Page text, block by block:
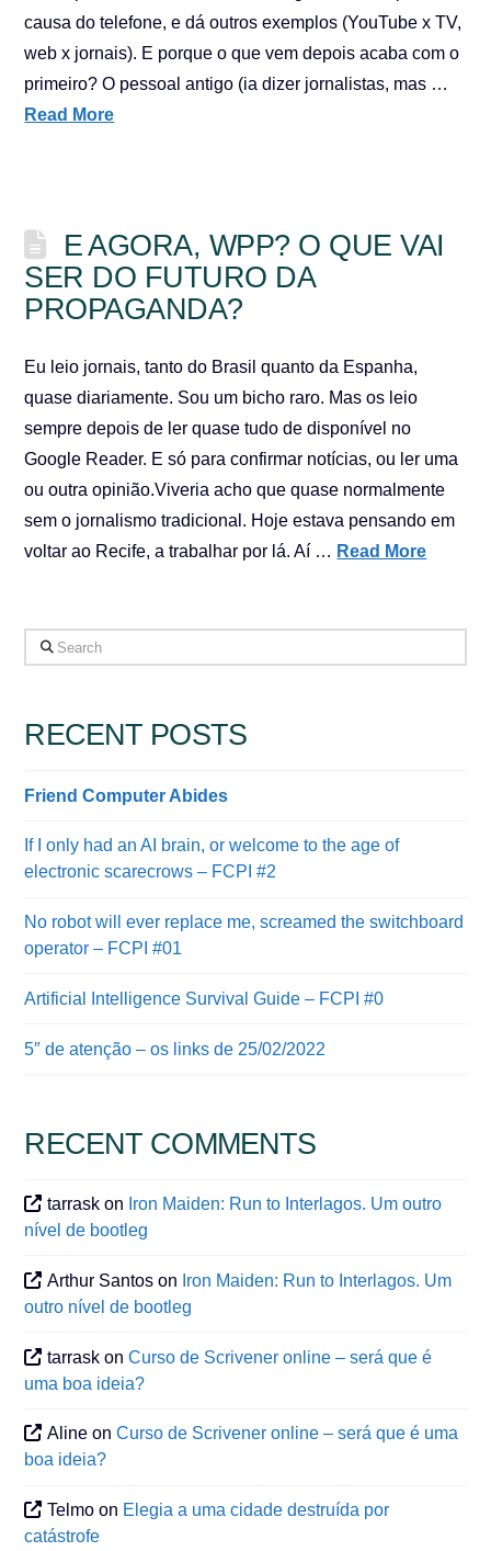
causa do telefone, e dá outros exemplos (YouTube x TV,
web x jornais). E porque o que vem depois acaba com o
primeiro? O pessoal antigo (ia dizer jornalistas, mas …
Read More
E AGORA, WPP? O QUE VAI
SER DO FUTURO DA
PROPAGANDA?
Eu leio jornais, tanto do Brasil quanto da Espanha,
quase diariamente. Sou um bicho raro. Mas os leio
sempre depois de ler quase tudo de disponível no
Google Reader. E só para confirmar notícias, ou ler uma
ou outra opinião.Viveria acho que quase normalmente
sem o jornalismo tradicional. Hoje estava pensando em
voltar ao Recife, a trabalhar por lá. Aí … Read More
Search
RECENT POSTS
Friend Computer Abides
If I only had an AI brain, or welcome to the age of
electronic scarecrows – FCPI #2
No robot will ever replace me, screamed the switchboard
operator – FCPI #01
Artificial Intelligence Survival Guide – FCPI #0
5″ de atenção – os links de 25/02/2022
RECENT COMMENTS
tarrask on Iron Maiden: Run to Interlagos. Um outro
nível de bootleg
Arthur Santos on Iron Maiden: Run to Interlagos. Um
outro nível de bootleg
tarrask onCurso de Scrivener online – será que é
uma boa ideia?
Aline onCurso de Scrivener online – será que é uma
boa ideia?
Telmo on Elegia a uma cidade destruída por
catástrofe